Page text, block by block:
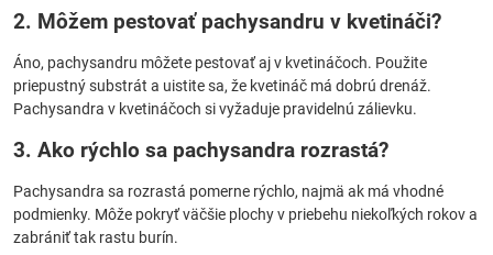
2. Môžem pestovať pachysandru v kvetináči?
Áno, pachysandru môžete pestovať aj v kvetináčoch. Použite
priepustný substrát a uistite sa, že kvetináč má dobrú drenáž.
Pachysandra v kvetináčoch si vyžaduje pravidelnú zálievku.
3. Ako rýchlo sa pachysandra rozrastá?
Pachysandra sa rozrastá pomerne rýchlo, najmä ak má vhodné
podmienky. Môže pokryť väčšie plochy v priebehu niekoľkých rokov a
zabrániť tak rastu burín.